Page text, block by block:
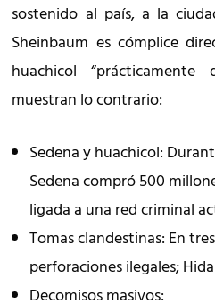
sostenido al país, a la
Sheinbaum es cómplice
huachicol “prácticamente
muestran lo contrario:
Sedena y huachicol:
Sedena compró 500
ligada a una red criminal
Tomas clandestinas: En
perforaciones ilegales;
Decomisos masivos: